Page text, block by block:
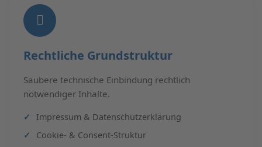
Rechtliche Grundstruktur
Saubere technische Einbindung rechtlich
notwendiger Inhalte.
Impressum & Datenschutzerklärung
Cookie- & Consent-Struktur